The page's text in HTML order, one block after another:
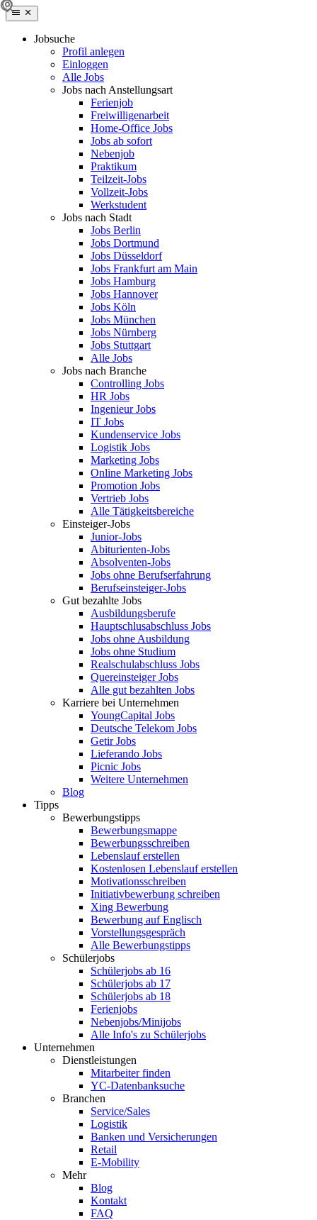
Jobsuche
Profil anlegen
Einloggen
Alle Jobs
Jobs nach Anstellungsart
Ferienjob
Freiwilligenarbeit
Home-Office Jobs
Jobs ab sofort
Nebenjob
Praktikum
Teilzeit-Jobs
Vollzeit-Jobs
Werkstudent
Jobs nach Stadt
Jobs Berlin
Jobs Dortmund
Jobs Düsseldorf
Jobs Frankfurt am Main
Jobs Hamburg
Jobs Hannover
Jobs Köln
Jobs München
Jobs Nürnberg
Jobs Stuttgart
Alle Jobs
Jobs nach Branche
Controlling Jobs
HR Jobs
Ingenieur Jobs
IT Jobs
Kundenservice Jobs
Logistik Jobs
Marketing Jobs
Online Marketing Jobs
Promotion Jobs
Vertrieb Jobs
Alle Tätigkeitsbereiche
Einsteiger-Jobs
Junior-Jobs
Abiturienten-Jobs
Absolventen-Jobs
Jobs ohne Berufserfahrung
Berufseinsteiger-Jobs
Gut bezahlte Jobs
Ausbildungsberufe
Hauptschlusabschluss Jobs
Jobs ohne Ausbildung
Jobs ohne Studium
Realschulabschluss Jobs
Quereinsteiger Jobs
Alle gut bezahlten Jobs
Karriere bei Unternehmen
YoungCapital Jobs
Deutsche Telekom Jobs
Getir Jobs
Lieferando Jobs
Picnic Jobs
Weitere Unternehmen
Blog
Tipps
Bewerbungstipps
Bewerbungsmappe
Bewerbungsschreiben
Lebenslauf erstellen
Kostenlosen Lebenslauf erstellen
Motivationsschreiben
Initiativbewerbung schreiben
Xing Bewerbung
Bewerbung auf Englisch
Vorstellungsgespräch
Alle Bewerbungstipps
Schülerjobs
Schülerjobs ab 16
Schülerjobs ab 17
Schülerjobs ab 18
Ferienjobs
Nebenjobs/Minijobs
Alle Info's zu Schülerjobs
Unternehmen
Dienstleistungen
Mitarbeiter finden
YC-Datenbanksuche
Branchen
Service/Sales
Logistik
Banken und Versicherungen
Retail
E-Mobility
Mehr
Blog
Kontakt
FAQ